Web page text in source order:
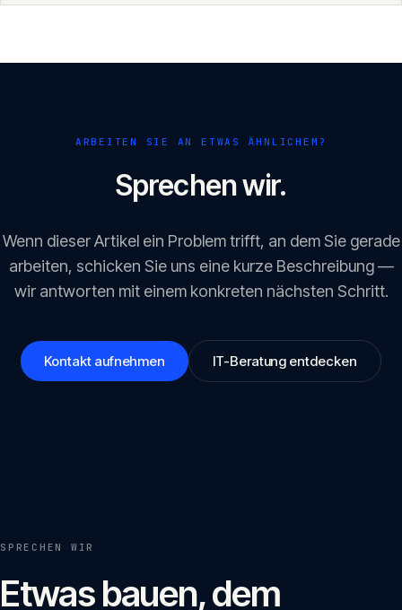
ARBEITEN SIE AN ETWAS ÄHNLICHEM?
Sprechen wir.
Wenn dieser Artikel ein Problem trifft, an dem Sie gerade
arbeiten, schicken Sie uns eine kurze Beschreibung —
wir antworten mit einem konkreten nächsten Schritt.
Kontakt aufnehmen IT-Beratung entdecken
SPRECHEN WIR
Etwas bauen, dem